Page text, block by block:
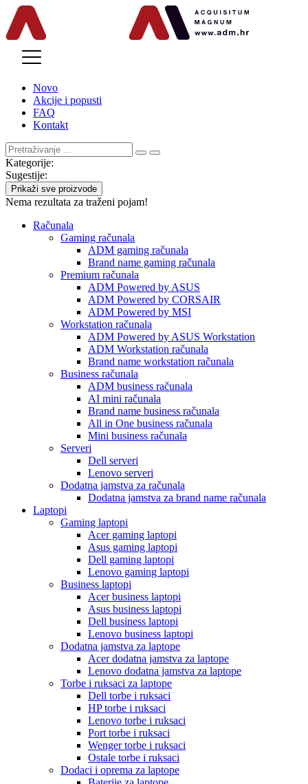
Novo
Akcije i popusti
FAQ
Kontakt
Kategorije:
Sugestije:
Prikaži sve proizvode
Nema rezultata za traženi pojam!
Računala
Gaming računala
ADM gaming računala
Brand name gaming računala
Premium računala
ADM Powered by ASUS
ADM Powered by CORSAIR
ADM Powered by MSI
Workstation računala
ADM Powered by ASUS Workstation
ADM Workstation računala
Brand name workstation računala
Business računala
ADM business računala
AI mini računala
Brand name business računala
All in One business računala
Mini business računala
Serveri
Dell serveri
Lenovo serveri
Dodatna jamstva za računala
Dodatna jamstva za brand name računala
Laptopi
Gaming laptopi
Acer gaming laptopi
Asus gaming laptopi
Dell gaming laptopi
Lenovo gaming laptopi
Business laptopi
Acer business laptopi
Asus business laptopi
Dell business laptopi
Lenovo business laptopi
Dodatna jamstva za laptope
Acer dodatna jamstva za laptope
Lenovo dodatna jamstva za laptope
Torbe i ruksaci za laptope
Dell torbe i ruksaci
HP torbe i ruksaci
Lenovo torbe i ruksaci
Port torbe i ruksaci
Wenger torbe i ruksaci
Ostale torbe i ruksaci
Dodaci i oprema za laptope